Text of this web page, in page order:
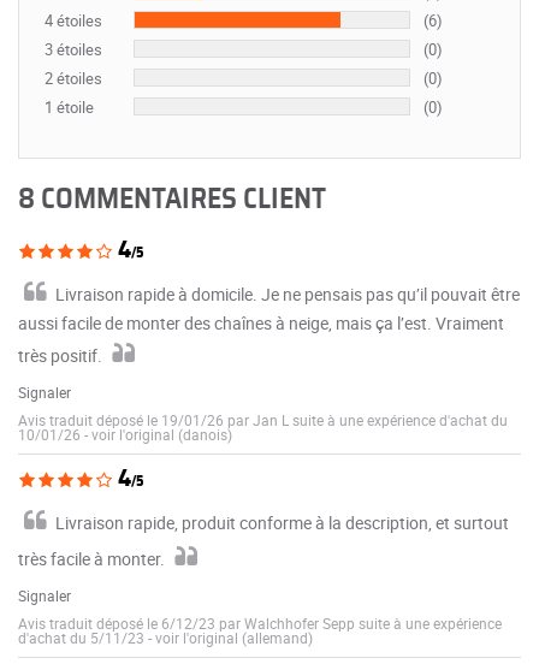
4 étoiles
(6)
3 étoiles
(0)
2 étoiles
(0)
1 étoile
(0)
8 COMMENTAIRES CLIENT
4/5
Livraison rapide à domicile. Je ne pensais pas qu’il pouvait être
aussi facile de monter des chaînes à neige, mais ça l’est. Vraiment
très positif.
Signaler
Avis traduit déposé le 19/01/26 par Jan L suite à une expérience d'achat du
10/01/26 -voir l'original (danois)
4/5
Livraison rapide, produit conforme à la description, et surtout
très facile à monter.
Signaler
Avis traduit déposé le 6/12/23 par Walchhofer Sepp suite à une expérience
d'achat du 5/11/23 -voir l'original (allemand)